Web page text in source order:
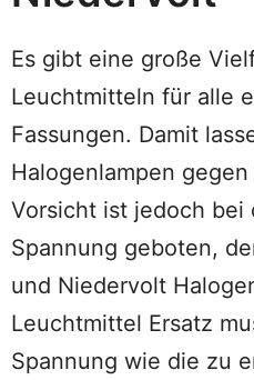
Es gibt eine große
Leuchtmitteln für alle
Fassungen. Damit
Halogenlampen gegen
Vorsicht ist jedoch bei
Spannung geboten,
und Niedervolt
Leuchtmittel Ersatz
Spannung wie die zu